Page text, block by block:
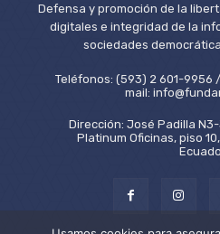
Defensa y promoción de la
digitales e integridad de la
sociedades
Teléfonos: (593) 2 601-
mail:
Dirección: José Padilla
Platinum Oficinas, piso